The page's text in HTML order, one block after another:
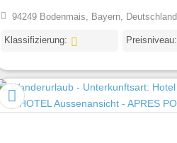
94249 Bodenmais, Bayern, Deutschland
Klassifizierung: Preisniveau: